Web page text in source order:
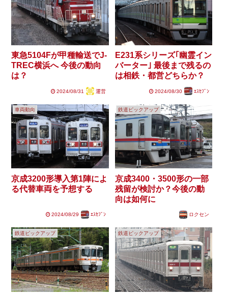
東急5104Fが甲種輸送でJ-
TREC横浜へ 今後の動向
は？
2024/08/31 運営
E231系シリーズ｢幽霊イン
バーター｣ 最後まで残るの
は相鉄・都営どちらか？
2024/08/30 ｴｽｾﾌﾞﾝ
車両動向
京成3200形導入第1陣によ
る代替車両を予想する
2024/08/29 ｴｽｾﾌﾞﾝ
鉄道ピックアップ
京成3400・3500形の一部
残留が検討か？今後の動
向は如何に
ロクセン
鉄道ピックアップ 鉄道ピックアップ